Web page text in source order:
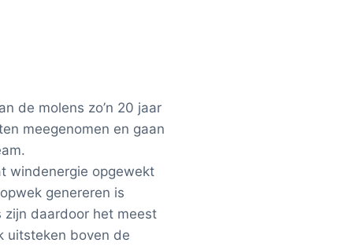
de molens zo’n 20 jaar
meegenomen en gaan
windenergie opgewekt
genereren is
zijn daardoor het meest
uitsteken boven de